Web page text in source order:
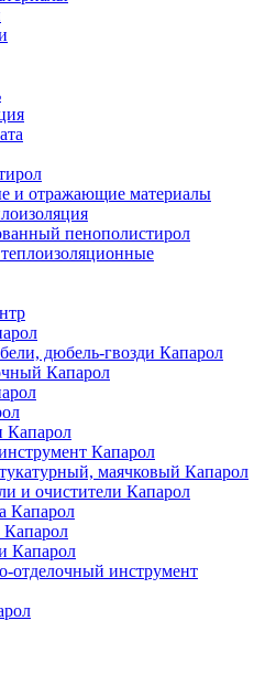
и отражающие материалы
пенополистирол
дюбель-гвозди Капарол
Капарол
Капарол
Капарол
маячковый Капарол
и очистители Капарол
Капарол
Капарол
отделочный инструмент